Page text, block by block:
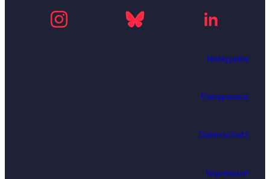
Netiquette
Transparenz
Datenschutz
Impressum